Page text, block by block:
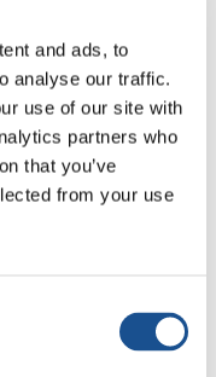
and ads, to
analyse our traffic.
use of our site with
partners who
that you’ve
from your use
des pierres
la région.
de la rivière
en plus de
et
nous, il ne
»,